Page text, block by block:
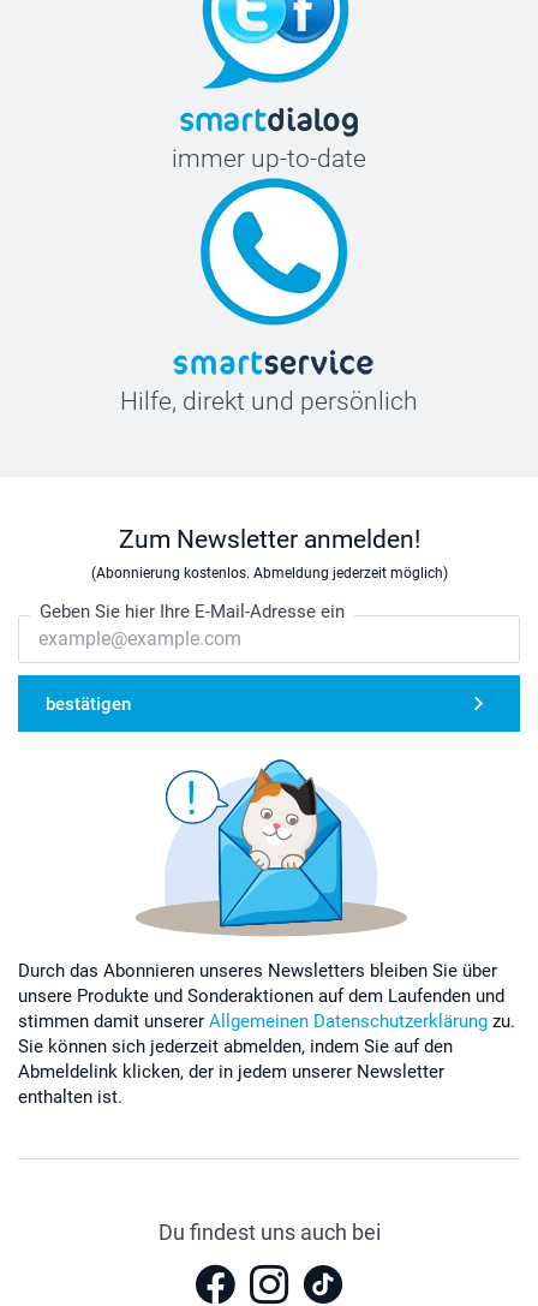
immer up-to-date
Hilfe, direkt und persönlich
Zum Newsletter anmelden!
(Abonnierung kostenlos. Abmeldung jederzeit möglich)
Geben Sie hier Ihre E-Mail-Adresse ein
bestätigen
Durch das Abonnieren unseres Newsletters bleiben Sie über
unsere Produkte und Sonderaktionen auf dem Laufenden und
stimmen damit unserer Allgemeinen Datenschutzerklärung zu.
Sie können sich jederzeit abmelden, indem Sie auf den
Abmeldelink klicken, der in jedem unserer Newsletter
enthalten ist.
Du findest uns auch bei